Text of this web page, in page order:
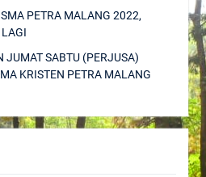
PETRA MALANG 2022,
JUMAT SABTU (PERJUSA)
KRISTEN PETRA MALANG